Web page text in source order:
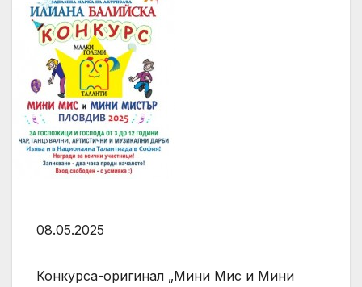
08.05.2025
Конкурса-оригинал „Мини Мис и Мини